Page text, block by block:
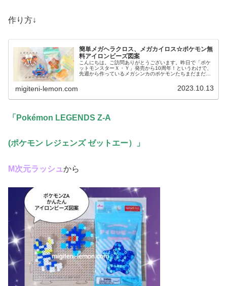
作り方↓
簡単メガヘラクロス、メガカイロス☆ポケモン無
料アイロンビーズ図案
こんにちは。ご訪問ありがとうございます。昨日で「ポケ
ットモンスターＸ・Ｙ」発売から10周年！というわけで、
先週から作っているメガシンカのポケモンたちまだまだ作
migiteni-lemon.com 2023.10.13
「Pokémon LEGENDS Z-A
(ポケモン レジェンズ ゼットエー） 」
М次元ラッシュから